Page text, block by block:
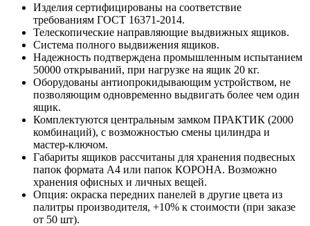
Изделия сертифицированы на соответствие
требованиям ГОСТ 16371-2014.
Телескопические направляющие выдвижных ящиков.
Система полного выдвижения ящиков.
Надежность подтверждена промышленным испытанием
50000 открываний, при нагрузке на ящик 20 кг.
Оборудованы антиопрокидывающим устройством, не
позволяющим одновременно выдвигать более чем один
ящик.
Комплектуются центральным замком ПРАКТИК (2000
комбинаций), с возможностью смены цилиндра и
мастер-ключом.
Габариты ящиков рассчитаны для хранения подвесных
папок формата А4 или папок КОРОНА. Возможно
хранения офисных и личных вещей.
Опция: окраска передних панелей в другие цвета из
палитры производителя, +10% к стоимости (при заказе
от 50 шт).